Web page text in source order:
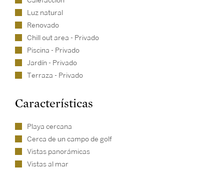
Luz natural
Renovado
Chill out area - Privado
Piscina - Privado
Jardín - Privado
Terraza - Privado
Características
Playa cercana
Cerca de un campo de golf
Vistas panorámicas
Vistas al mar